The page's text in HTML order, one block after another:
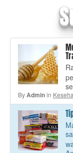
ByAdminin